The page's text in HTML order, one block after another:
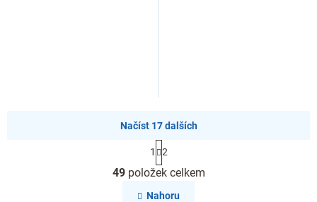
O
v
l
Načíst 17 dalších
S
t
r
á
n
1 2
49položek celkem
Nahoru